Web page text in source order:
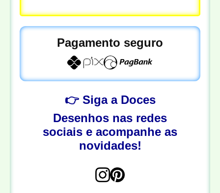
Pagamento seguro
👉 Siga a Doces
Desenhos nas redes
sociais e acompanhe as
novidades!